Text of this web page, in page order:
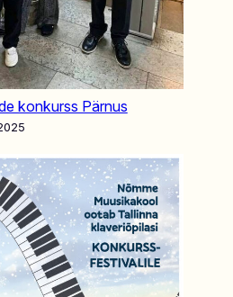
konkurss Pärnus